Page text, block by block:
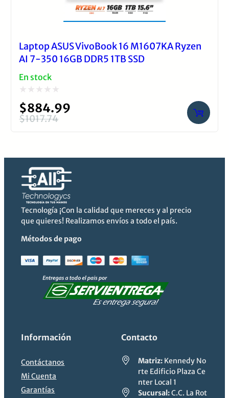
Laptop ASUS VivoBook 16 M1607KA Ryzen
AI 7-350 16GB DDR5 1TB SSD
En stock
Valorado
con
$1017.74
original
era:
$1017.74.
$884.99
actual
es:
$884.99.
Tecnología ¡Con la calidad que mereces y al precio
que quieres! Realizamos envíos a todo el país.
Métodos de pago
Información
Contáctanos
Mi Cuenta
Garantías
Contacto
Matriz: Kennedy No
rte Edificio Plaza Ce
nter Local 1
Sucursal:C.C. La Rot